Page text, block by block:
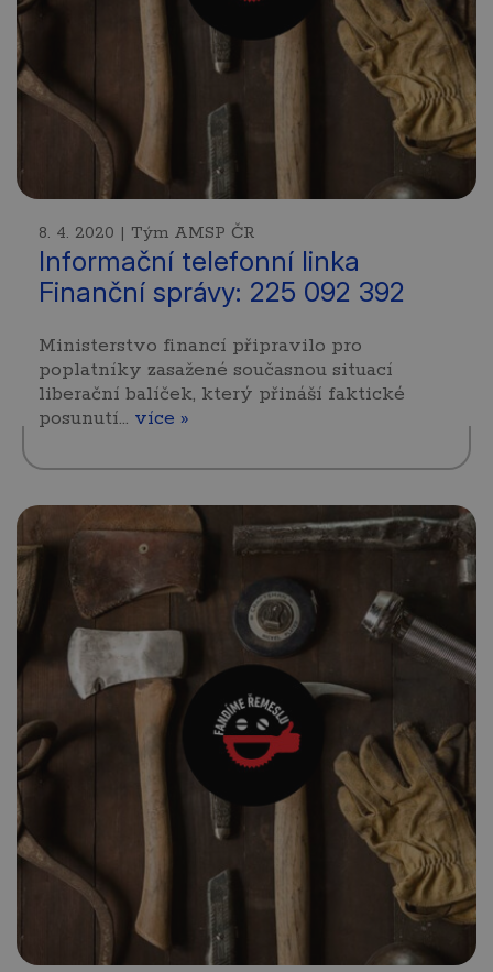
8. 4. 2020 | Tým AMSP ČR
Informační telefonní linka
Finanční správy: 225 092 392
Ministerstvo financí připravilo pro
poplatníky zasažené současnou situací
liberační balíček, který přináší faktické
posunutí… více »